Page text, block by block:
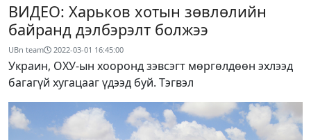
ВИДЕО: Харьков хотын зөвлөлийн
байранд дэлбэрэлт болжээ
UBn team 2022-03-01 16:45:00
Украин, ОХУ-ын хооронд зэвсэгт мөргөлдөөн эхлээд
багагүй хугацааг үдээд буй. Тэгвэл